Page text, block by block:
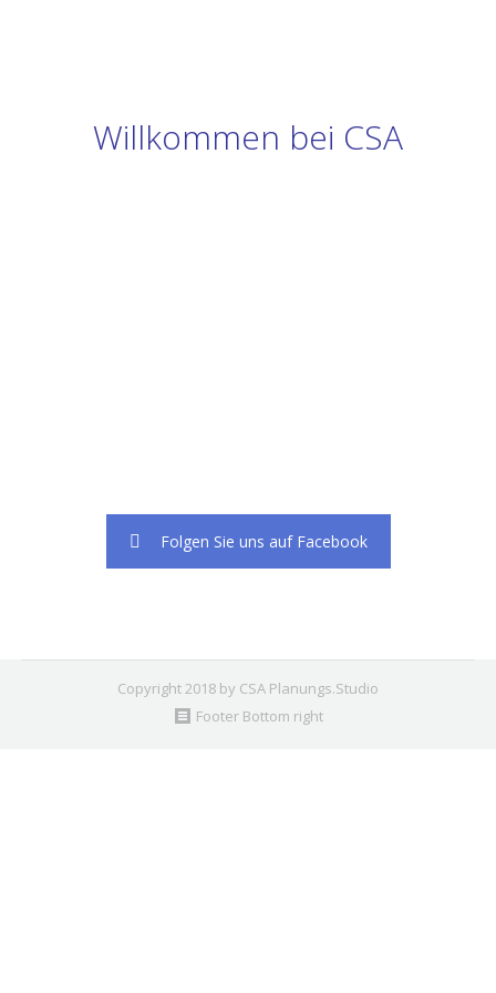
Willkommen bei CSA
Folgen Sie uns auf Facebook
Copyright 2018 by CSA Planungs.Studio
Footer Bottom right